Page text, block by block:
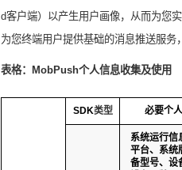
d客户端） 以产生用户画像，从而为您
为您终端用户提供基础的消息推送服
表格： MobPush个人信息收集及使用
SDK类型 必要个
系统运行信
平台、系统
备型号、设